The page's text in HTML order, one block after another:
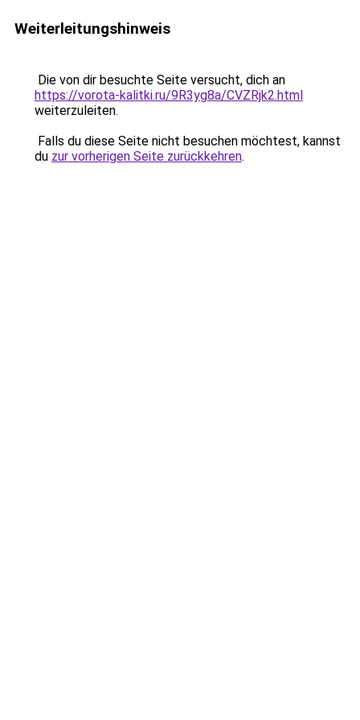
Weiterleitungshinweis
Die von dir besuchte Seite versucht, dich an
https://vorota-kalitki.ru/9R3yg8a/CVZRjk2.html
weiterzuleiten.
Falls du diese Seite nicht besuchen möchtest, kannst
du zur vorherigen Seite zurückkehren.